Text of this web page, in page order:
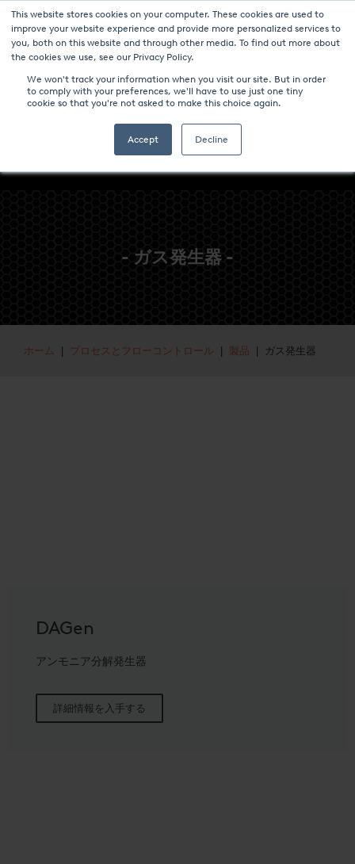
This website stores cookies on your computer. These cookies are used to
improve your website experience and provide more personalized services to
you, both on this website and through other media. To find out more about
the cookies we use, see our Privacy Policy.
We won't track your information when you visit our site. But in order
to comply with your preferences, we'll have to use just one tiny
cookie so that you're not asked to make this choice again.
Accept Decline
パンフレットのダウンロード-炉と技術キャリア
コンタクト
- ガス発生器 -
ホーム プロセスとフローコントロール 製品 | ガス発生器
DAGen
アンモニア分解発生器
詳細情報を入手する